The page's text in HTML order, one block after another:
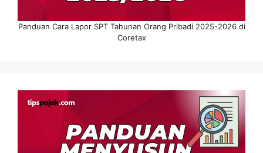
Panduan Cara Lapor SPT Tahunan Orang Pribadi 2025-2026 di
Coretax